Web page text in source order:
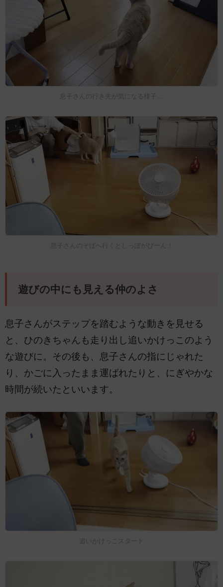
息子さんの行き先が気になる様子…
息子さんのそばへ行くとしっぽがぴーん！
遊びの中にも見える仲のよさ
息子さんがステップを踏むような動きを見せる
と、ひのきちゃんも走り出し追いかけっこのよう
な遊びに。その後も、息子さんの指にじゃれた
り、かごに入ったまま運ばれたりと、にぎやかな
時間が続いたといいます。
追いかけっこスタート